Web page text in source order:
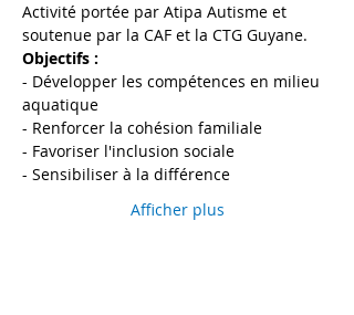
Activité portée par Atipa Autisme et
soutenue par la CAF et la CTG Guyane.
Objectifs :
- Développer les compétences en milieu
aquatique
- Renforcer la cohésion familiale
- Favoriser l'inclusion sociale
- Sensibiliser à la différence
Afficher plus